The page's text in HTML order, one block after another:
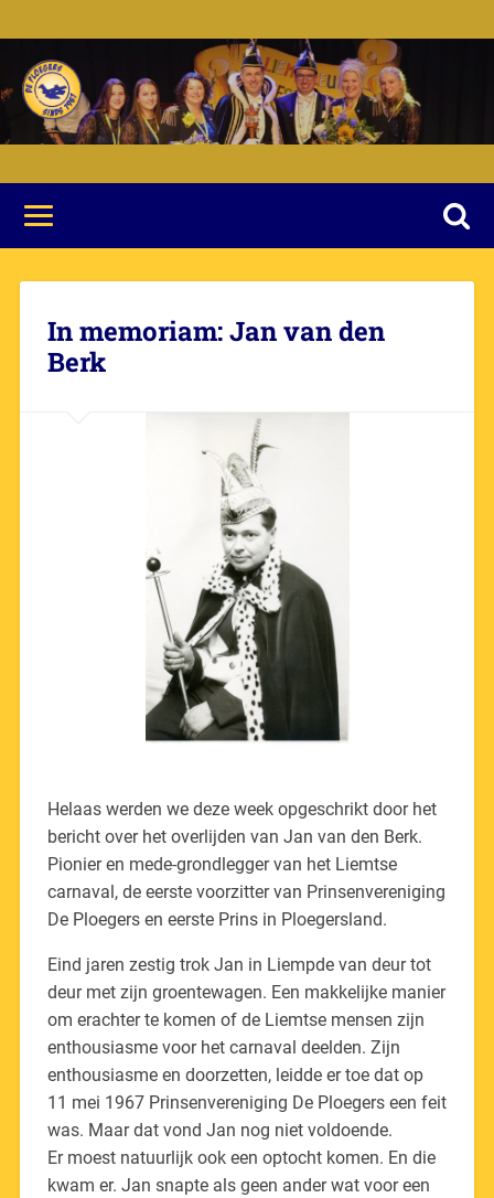
In memoriam: Jan van den
Berk
Helaas werden we deze week opgeschrikt door het
bericht over het overlijden van Jan van den Berk.
Pionier en mede-grondlegger van het Liemtse
carnaval, de eerste voorzitter van Prinsenvereniging
De Ploegers en eerste Prins in Ploegersland.
Eind jaren zestig trok Jan in Liempde van deur tot
deur met zijn groentewagen. Een makkelijke manier
om erachter te komen of de Liemtse mensen zijn
enthousiasme voor het carnaval deelden. Zijn
enthousiasme en doorzetten, leidde er toe dat op
11 mei 1967 Prinsenvereniging De Ploegers een feit
was. Maar dat vond Jan nog niet voldoende.
Er moest natuurlijk ook een optocht komen. En die
kwam er. Jan snapte als geen ander wat voor een